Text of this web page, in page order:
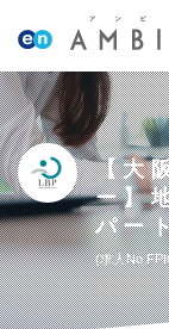
【大
ー】
パー
求人